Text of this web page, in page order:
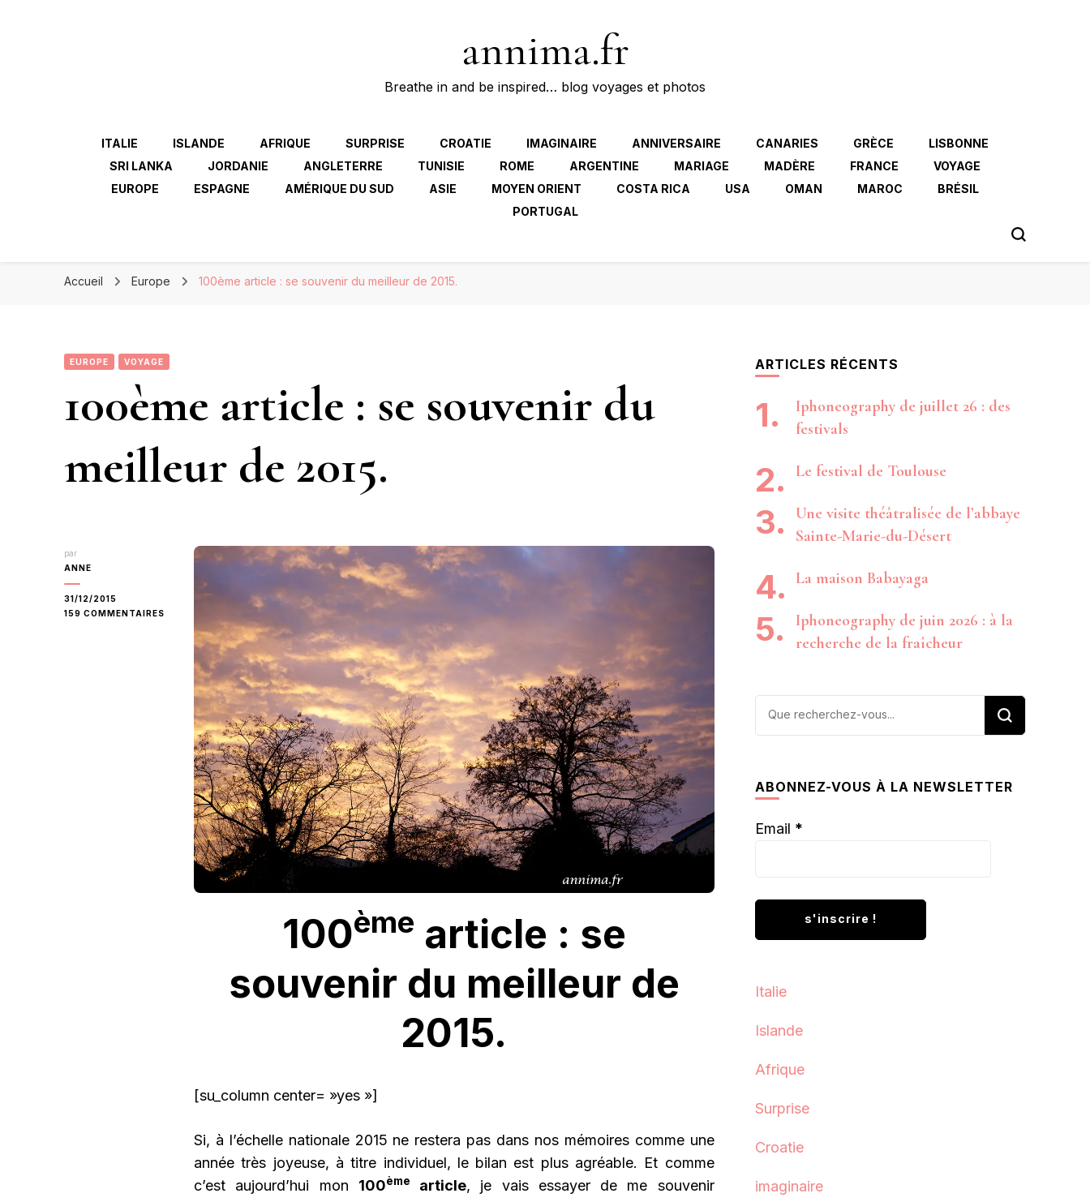
annima.fr
Breathe in and be inspired… blog voyages et photos
ITALIE ISLANDE AFRIQUE SURPRISE CROATIE IMAGINAIRE ANNIVERSAIRE CANARIES GRÈCE
LISBONNE
SRI LANKA
JORDANIE ANGLETERRE TUNISIE ROME ARGENTINE MARIAGE MADÈRE FRANCE
VOYAGE
EUROPE
ESPAGNE AMÉRIQUE DU SUD ASIE MOYEN ORIENT COSTA RICA USA OMAN MAROC
BRÉSIL
PORTUGAL
Accueil Europe 100ème article : se souvenir du meilleur de 2015.
EUROPE VOYAGE
100ème article : se souvenir du
meilleur de 2015.
par
ANNE
31/12/2015
159 COMMENTAIRES
ARTICLE
SOUVENIR
MEILLEUR
100ème article : se
souvenir du meilleur de
2015.
[su_column center= »yes »]
Si, à l’échelle nationale 2015 ne restera pas dans nos mémoires comme une
année très joyeuse, à titre individuel, le bilan est plus agréable. Et comme
c’est aujourd’hui mon 100ème article, je vais essayer de me souvenir
ARTICLES RÉCENTS
Iphoneography de juillet 26 : des
festivals
Le festival de Toulouse
Une visite théâtralisée de l’abbaye
Sainte-Marie-du-Désert
La maison Babayaga
Iphoneography de juin 2026 : à la
recherche de la fraîcheur
Vous
ABONNEZ-VOUS À LA NEWSLETTER
Email *
Italie
Islande
Afrique
Surprise
Croatie
imaginaire